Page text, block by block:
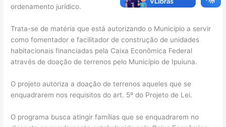
ordenamento jurídico.
Trata-se de matéria que está autorizando o Município a servir
como fomentador e facilitador de construção de unidades
habitacionais financiadas pela Caixa Econômica Federal
através de doação de terrenos pelo Município de Ipuiuna.
O projeto autoriza a doação de terrenos aqueles que se
enquadrarem nos requisitos do art. 5º do Projeto de Lei.
O programa busca atingir famílias que se enquadrarem no